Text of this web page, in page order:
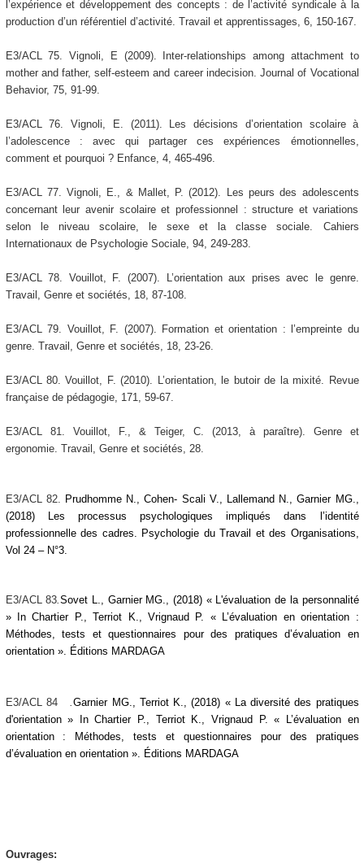
l’expérience et développement des concepts : de l’activité syndicale à la
production d’un référentiel d’activité. Travail et apprentissages, 6, 150-167.
E3/ACL 75. Vignoli, E (2009). Inter-relationships among attachment to
mother and father, self-esteem and career indecision. Journal of Vocational
Behavior, 75, 91-99.
E3/ACL 76. Vignoli, E. (2011). Les décisions d’orientation scolaire à
l’adolescence : avec qui partager ces expériences émotionnelles,
comment et pourquoi ? Enfance, 4, 465-496.
E3/ACL 77. Vignoli, E., & Mallet, P. (2012). Les peurs des adolescents
concernant leur avenir scolaire et professionnel : structure et variations
selon le niveau scolaire, le sexe et la classe sociale. Cahiers
Internationaux de Psychologie Sociale, 94, 249-283.
E3/ACL 78. Vouillot, F. (2007). L’orientation aux prises avec le genre.
Travail, Genre et sociétés, 18, 87-108.
E3/ACL 79. Vouillot, F. (2007). Formation et orientation : l’empreinte du
genre. Travail, Genre et sociétés, 18, 23-26.
E3/ACL 80. Vouillot, F. (2010). L’orientation, le butoir de la mixité. Revue
française de pédagogie, 171, 59-67.
E3/ACL 81. Vouillot, F., & Teiger, C. (2013, à paraître). Genre et
ergonomie. Travail, Genre et sociétés, 28.
E3/ACL 82.
Prudhomme N., Cohen- Scali V., Lallemand N., Garnier MG.,
(2018) Les processus psychologiques impliqués dans l’identité
professionnelle des cadres. Psychologie du Travail et des Organisations,
Vol 24 – N°3.
E3/ACL 83.Sovet L., Garnier MG., (2018) « L'évaluation de la personnalité
»
In Chartier P., Terriot K., Vrignaud P. « L’évaluation en orientation :
Méthodes, tests et questionnaires pour des pratiques d’évaluation en
orientation ». Éditions MARDAGA
E3/ACL 84 .Garnier MG., Terriot K., (2018) « La diversité des pratiques
d'orientation » In Chartier P., Terriot K., Vrignaud P. « L’évaluation en
orientation : Méthodes, tests et questionnaires pour des pratiques
d’évaluation en orientation ». Éditions MARDAGA
Ouvrages: